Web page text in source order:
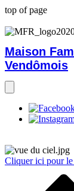
top of page
Maison
Vendômois
Cliquer ici pour